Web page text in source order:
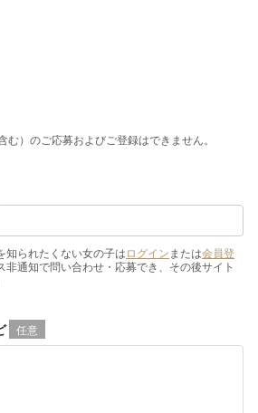
）のご応募およびご登録はできません。
知られたくない女の子はログインまたは会員登
非通知で問い合わせ・応募でき、その後サイト
任意